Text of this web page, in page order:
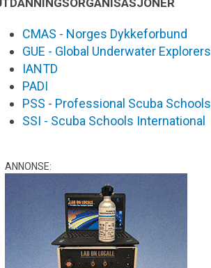
CMAS - Norges Dykkeforbund
GUE - Global Underwater Explorers
IANTD
PADI
PSS - Professional Scuba Schools
SSI - Scuba Schools International
ANNONSE: